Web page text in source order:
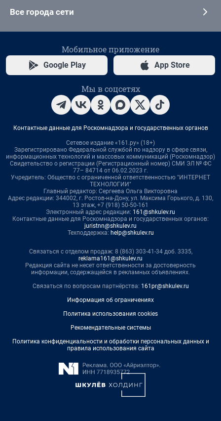
Все города сети
Мобильное приложение
Google Play App Store
Мы в соцсетях
Контактные данные для Роскомнадзора и государственных органов
Сетевое издание «161.ру» (18+)
Зарегистрировано Федеральной службой по надзору в сфере связи,
информационных технологий и массовых коммуникаций (Роскомнадзор)
Свидетельство о регистрации (Регистрационный номер) СМИ ЭЛ № ФС
77– 84714 от 06.02.2023 г.
Учредитель: Общество с ограниченной ответственностью "ИНТЕРНЕТ
ТЕХНОЛОГИИ"
Главный редактор: Сергеева Ольга Викторовна
Адрес редакции: 344002, г. Ростов-на-Дону, ул. Максима Горького, д. 130,
13 этаж, +7 (918) 50-50-161
Электронный адрес редакции: 161@shkulev.ru
Контактные данные для Роскомнадзора и государственных органов:
juristnn@shkulev.ru
Техподдержка: help@shkulev.ru
Связаться с отделом продаж: 8 (863) 303-41-34 доб. 3335,
reklama161@shkulev.ru
Редакция сайта не несет ответственности за достоверность
информации, содержащейся в рекламных объявлениях.
Связаться по вопросам партнёрства: 161pr@shkulev.ru
Информация об ограничениях
Политика использования cookies
Рекомендательные системы
Политика конфиденциальности и обработки персональных данных и
правила использования сайта